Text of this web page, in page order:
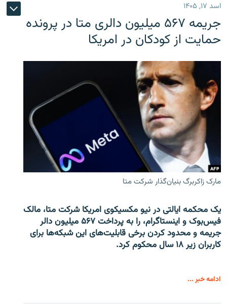
اسد ۱۷, ۱۴۰۵
جریمه ۵۶۷ میلیون دالری متا در پرونده
حمایت از کودکان در امریکا
مارک زاکربرگ بنیان‌گذار شرکت متا
یک محکمه ایالتی در نیو مکسیکوی امریکا شرکت متا، مالک
فیس‌بوک و اینستاگرام، را به پرداخت ۵۶۷ میلیون دالر
جریمه و محدود کردن برخی قابلیت‌های این شبکه‌ها برای
کاربران زیر ۱۸ سال محکوم کرد.
ادامه خبر ...